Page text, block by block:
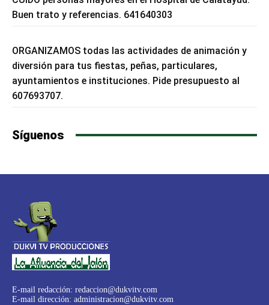
Buen trato y referencias. 641640303
ORGANIZAMOS todas las actividades de animación y
diversión para tus fiestas, peñas, particulares,
ayuntamientos e instituciones. Pide presupuesto al
607693707.
Síguenos
E-mail redacción: redaccion@dukvitv.com
E-mail dirección: administracion@dukvitv.com